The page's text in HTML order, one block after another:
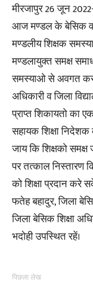
मीरजापुर 26 जून
आज मण्डल के बेसिक व
मण्डलीय शिक्षक
मण्डलायुक्त समक्ष
समस्याओ से अवगत
अधिकारी व जिला
प्राप्त शिकायतो का
सहायक शिक्षा निदेशक
जाय कि शिक्षको
पर तत्काल निस्तारण
को शिक्षा प्रदान करे
फतेह बहादुर, जिला
जिला बेसिक शिक्षा
भदोही उपस्थित रहें।
पिछला लेख